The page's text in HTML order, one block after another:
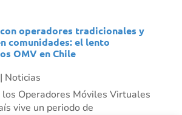
operadores tradicionales y
comunidades: el lento
OMV en Chile
| Noticias
los Operadores Móviles Virtuales
vive un periodo de